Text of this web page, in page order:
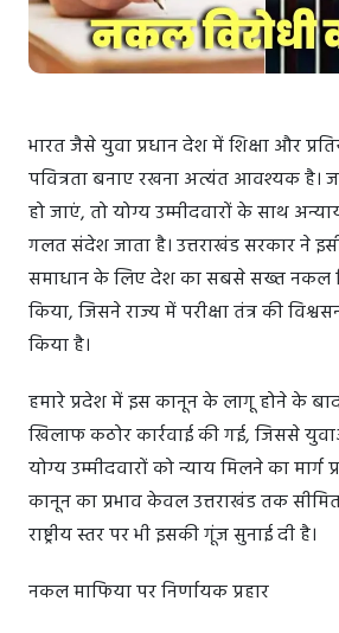
भारत जैसे युवा प्रधान देश में शिक्षा और
पवित्रता बनाए रखना अत्यंत आवश्यक है।
हो जाएं, तो योग्य उम्मीदवारों के साथ
गलत संदेश जाता है। उत्तराखंड सरकार ने
समाधान के लिए देश का सबसे सख्त नकल
किया, जिसने राज्य में परीक्षा तंत्र की
किया है।
हमारे प्रदेश में इस कानून के लागू होने के
खिलाफ कठोर कार्रवाई की गई, जिससे
योग्य उम्मीदवारों को न्याय मिलने का
कानून का प्रभाव केवल उत्तराखंड तक
राष्ट्रीय स्तर पर भी इसकी गूंज सुनाई दी है।
नकल माफिया पर निर्णायक प्रहार